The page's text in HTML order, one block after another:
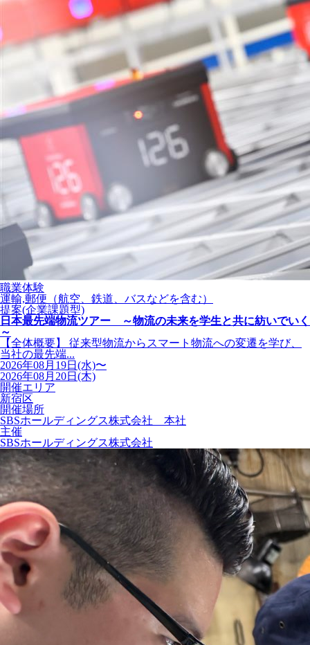
職業体験
運輸,郵便（航空、鉄道、バスなどを含む）
提案(企業課題型)
日本最先端物流ツアー ～物流の未来を学生と共に紡いでいく
～
【全体概要】 従来型物流からスマート物流への変遷を学び、
当社の最先端...
2026年08月19日(水)〜
2026年08月20日(木)
開催エリア
新宿区
開催場所
SBSホールディングス株式会社 本社
主催
SBSホールディングス株式会社